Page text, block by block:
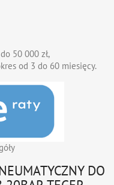
50 000 zł,
od 3 do 60 miesięcy.
DO